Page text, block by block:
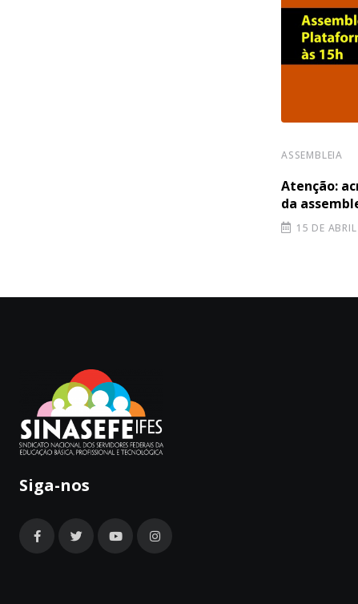
ASSEMBLEIA
Atenção:
da
15 DE
Siga-nos